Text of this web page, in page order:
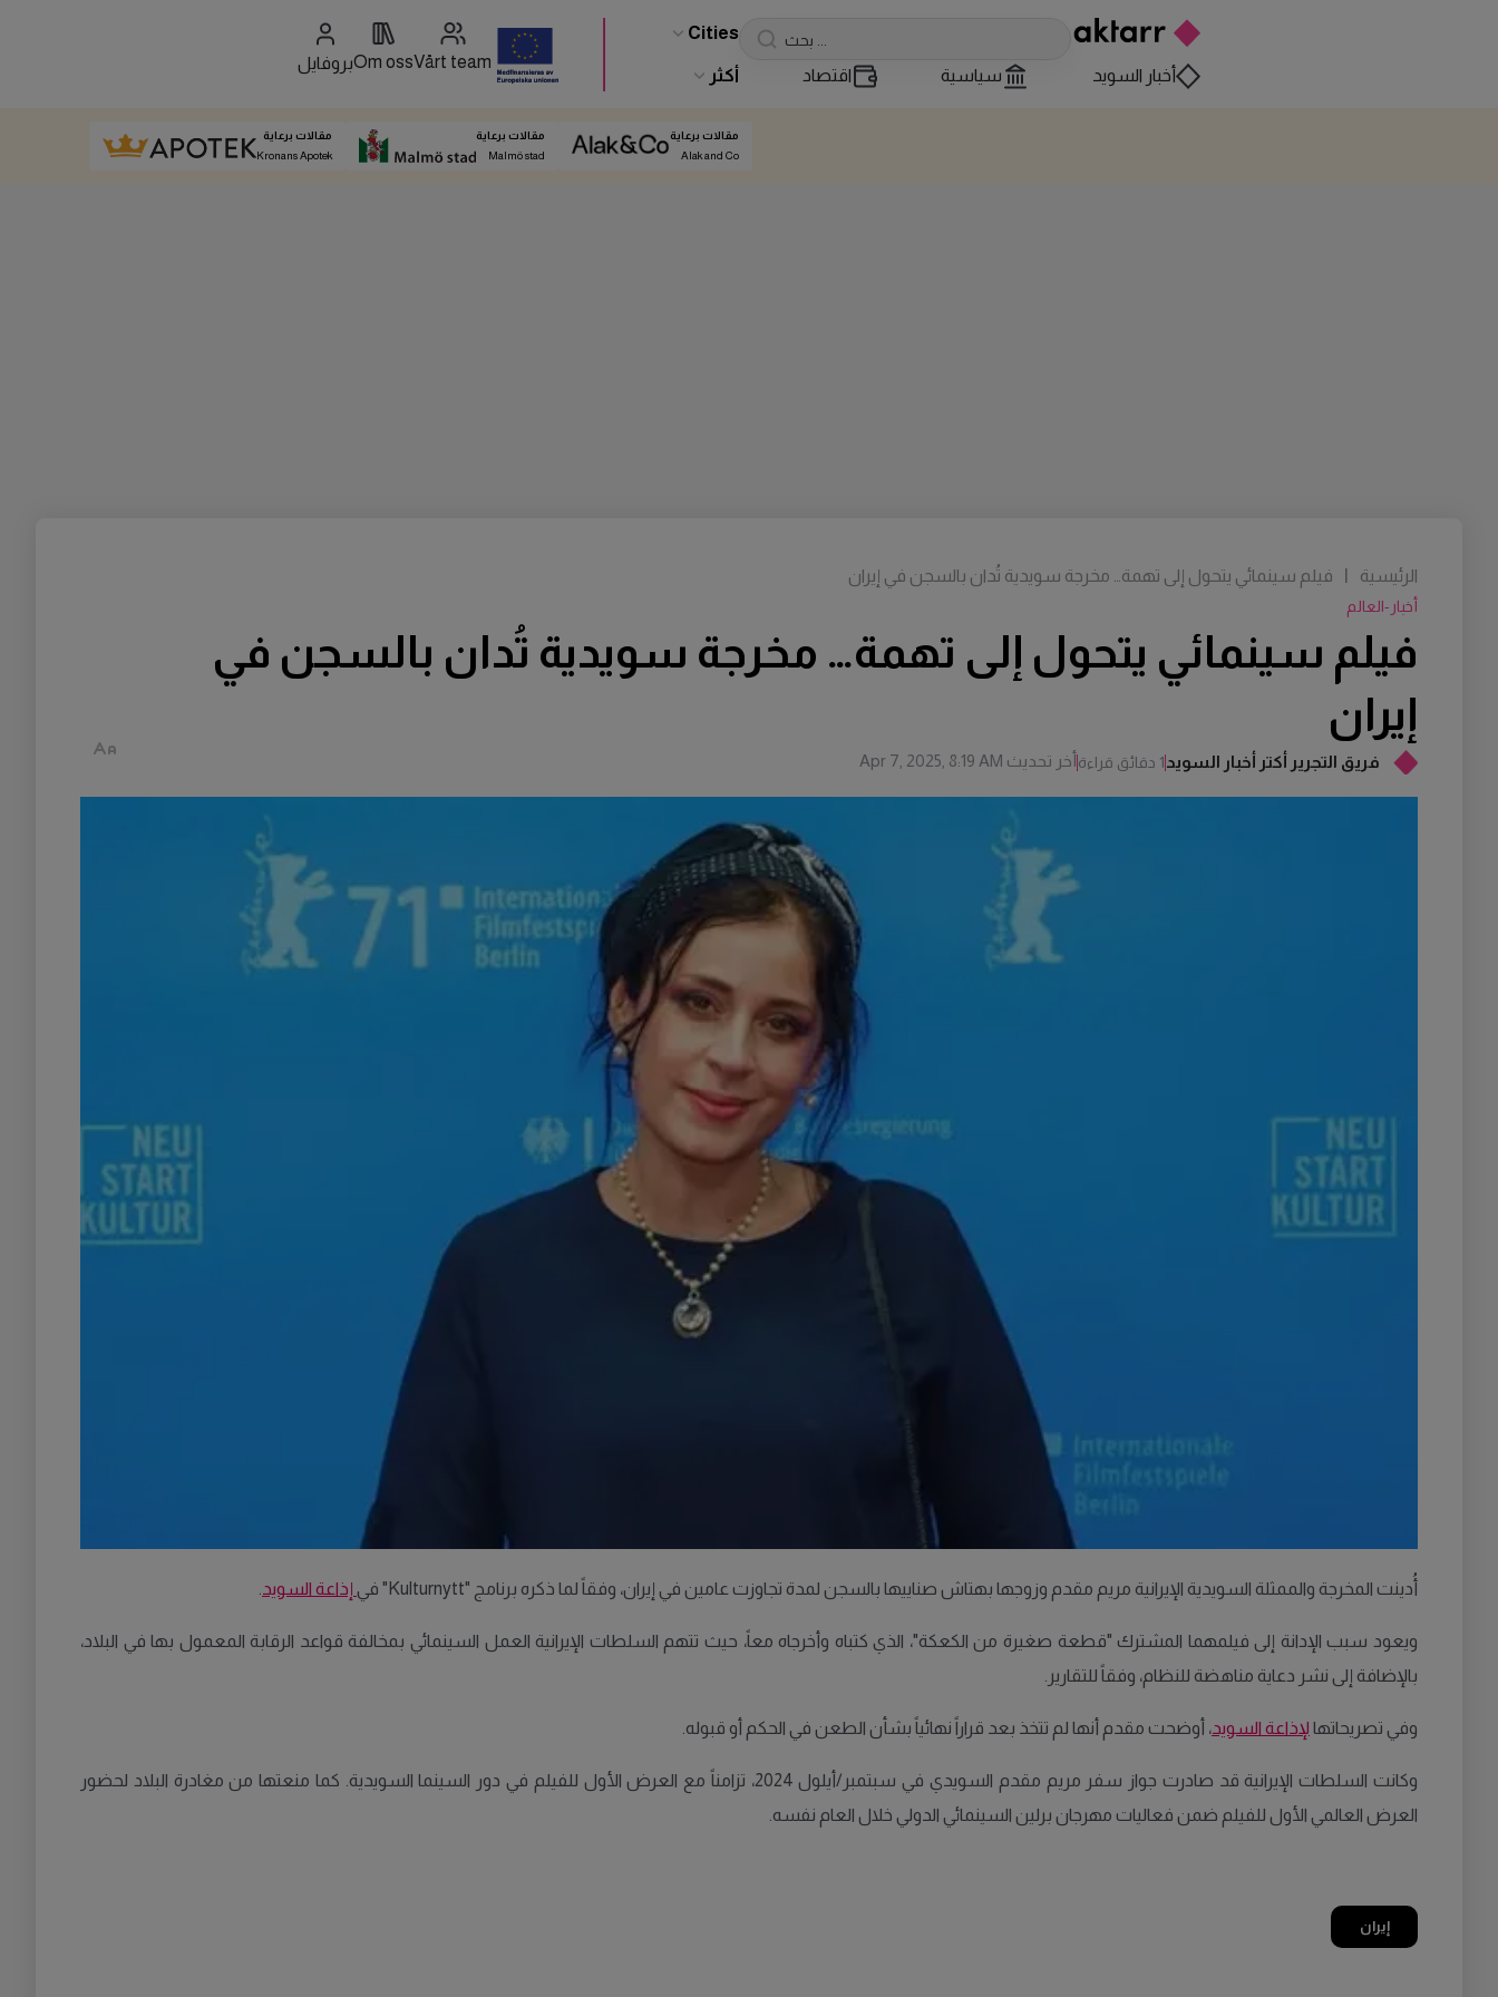
Cities
أخبار السويد سياسية اقتصاد أكثر
Vårt team
Om ossبروفايل
مقالات برعاية
Alak and Co
مقالات برعاية
Malmö stad
مقالات برعاية
Kronans Apotek
فريق التجرير أكتر أخبار السويد1 دقائق قراءة أخر تحديث Apr 7, 2025, 8:19 AM
فيلم سينمائي يتحول إلى تهمة… مخرجة سويدية تُدان بالسجن في
إيران
أخبار-العالم
الرئيسية | فيلم سينمائي يتحول إلى تهمة… مخرجة سويدية تُدان بالسجن في إيران
أُدينت المخرجة والممثلة السويدية الإيرانية مريم مقدم وزوجها بهتاش صناييها بالسجن لمدة تجاوزت عامين في إيران، وفقاً لما ذكره برنامج "Kulturnytt" في إذاعة السويد.
ويعود سبب الإدانة إلى فيلمهما المشترك "قطعة صغيرة من الكعكة"، الذي كتباه وأخرجاه معاً، حيث تتهم السلطات الإيرانية العمل السينمائي بمخالفة قواعد الرقابة المعمول بها في البلاد،
بالإضافة إلى نشر دعاية مناهضة للنظام، وفقاً للتقارير.
وفي تصريحاتها لإذاعة السويد، أوضحت مقدم أنها لم تتخذ بعد قراراً نهائياً بشأن الطعن في الحكم أو قبوله.
وكانت السلطات الإيرانية قد صادرت جواز سفر مريم مقدم السويدي في سبتمبر/أيلول 2024، تزامناً مع العرض الأول للفيلم في دور السينما السويدية. كما منعتها من مغادرة البلاد لحضور
العرض العالمي الأول للفيلم ضمن فعاليات مهرجان برلين السينمائي الدولي خلال العام نفسه.
إيران